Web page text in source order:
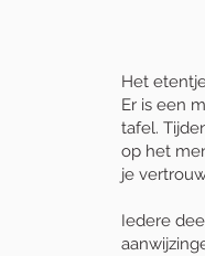
Het
Er is een
tafel.
op het
je
Iedere